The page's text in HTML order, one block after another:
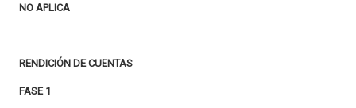
NO APLICA
RENDICIÓN DE CUENTAS
FASE 1